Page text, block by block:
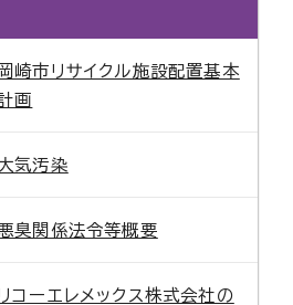
岡崎市リサイクル施設配置基本
画
気汚染
臭関係法令等概要
コーエレメックス株式会社の